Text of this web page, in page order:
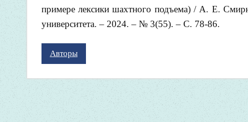
примере лексики шахтного подъема) / А. Е.
университета. – 2024. – № 3(55). – С. 78-86.
Авторы